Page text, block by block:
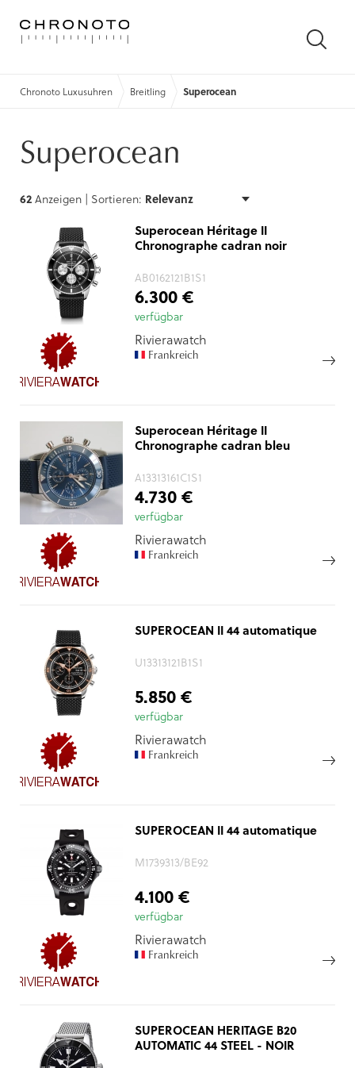
Chronoto Luxusuhren Breitling Superocean
Superocean
62Anzeigen | Sortieren:
Superocean Héritage II
Chronographe cadran noir
AB0162121B1S1
6.300 €
verfügbar
Rivierawatch
Frankreich
Superocean Héritage II
Chronographe cadran bleu
A13313161C1S1
4.730 €
verfügbar
Rivierawatch
Frankreich
SUPEROCEAN II 44 automatique
U13313121B1S1
5.850 €
verfügbar
Rivierawatch
Frankreich
SUPEROCEAN II 44 automatique
M1739313/BE92
4.100 €
verfügbar
Rivierawatch
Frankreich
SUPEROCEAN HERITAGE B20
AUTOMATIC 44 STEEL - NOIR